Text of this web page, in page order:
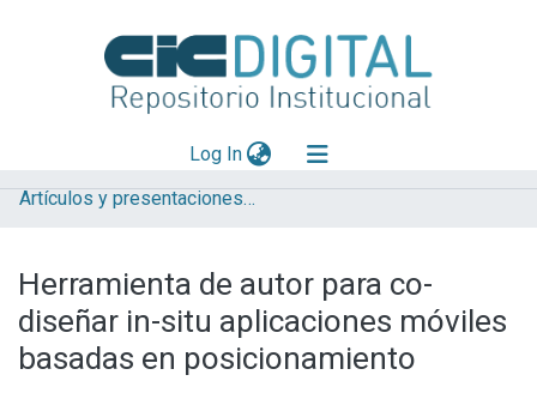
Log In(current)
Explorar
Aportar material
Statistics
Artículos y presentaciones en Congresos LIFIA
Herramienta de autor para co-
diseñar in-situ aplicaciones móviles
basadas en posicionamiento